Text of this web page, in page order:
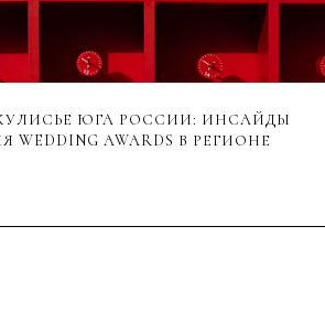
ЮГА РОССИИ: ИНСАЙДЫ
AWARDS В РЕГИОНЕ